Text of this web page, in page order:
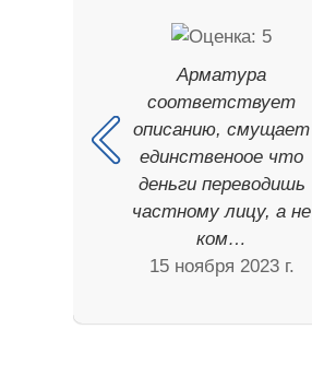
Арматура
соответствует
описанию, смущает
единственоое что
деньги переводишь
частному лицу, а не
ком…
15 ноября 2023 г.